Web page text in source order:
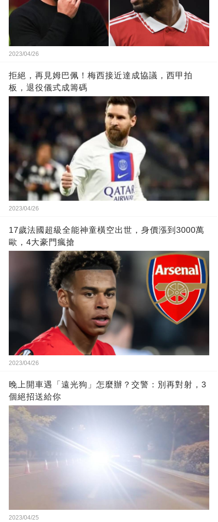
2023/04/26
拒絕，再見姆巴佩！梅西接近達成協議，西甲拍
板，退役儀式成籌碼
2023/04/26
17歲法國超級全能神童橫空出世，身價漲到3000萬
歐，4大豪門瘋搶
2023/04/26
晚上開車遇「遠光狗」怎麼辦？交警：別再對射，3
個絕招送給你
2023/04/25